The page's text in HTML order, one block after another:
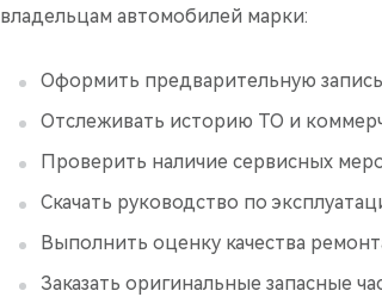
владельцам автомобилей марки:
Оформить предварительную
Отслеживать историю ТО и
Проверить наличие сервисных
Скачать руководство по
Выполнить оценку качества
Заказать оригинальные запасные